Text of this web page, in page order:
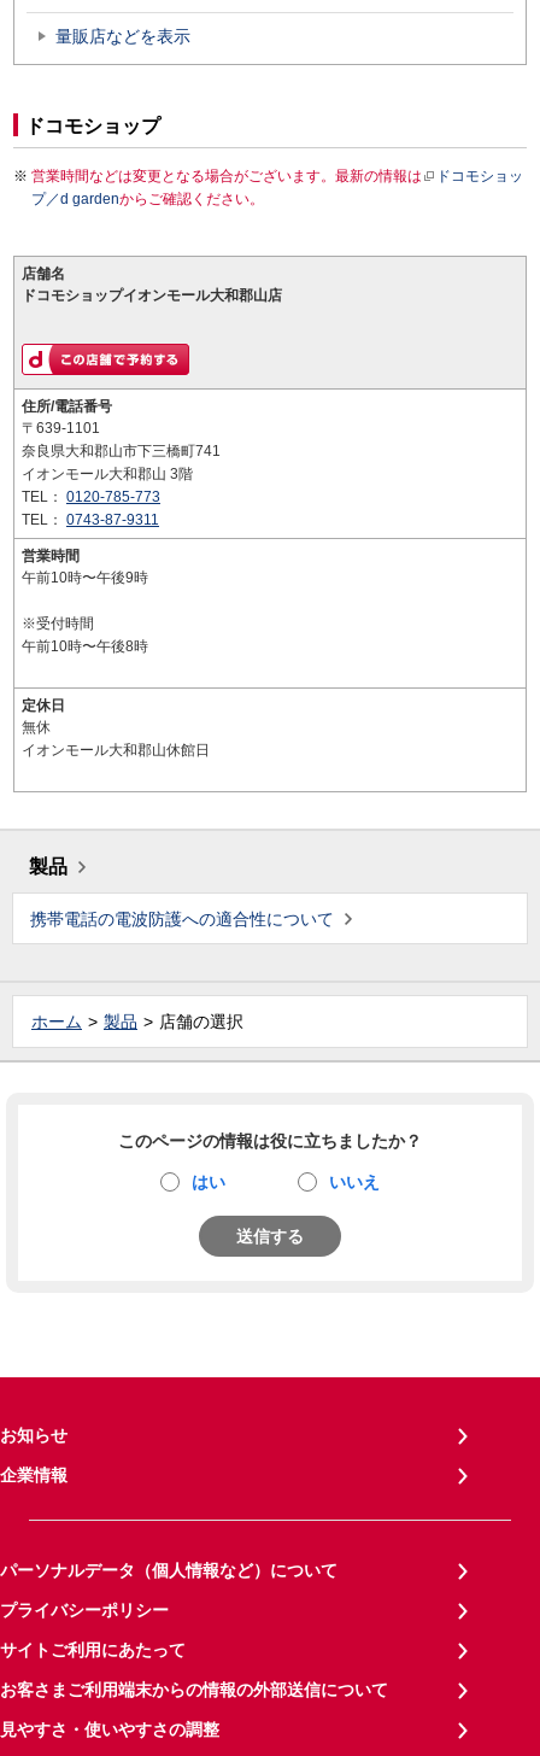
量販店などを表示
ドコモショップ
営業時間などは変更となる場合がございます。最新の情報は
ドコモショッ
プ／d gardenからご確認ください。
店舗名
ドコモショップイオンモール大和郡山店
住所/電話番号
〒639-1101
奈良県大和郡山市下三橋町741
イオンモール大和郡山 3階
TEL： 0120-785-773
TEL： 0743-87-9311
営業時間
午前10時〜午後9時
※受付時間
午前10時〜午後8時
定休日
無休
イオンモール大和郡山休館日
製品
携帯電話の電波防護への適合性について
ホーム 製品 店舗の選択
このページの情報は役に立ちましたか？
はい いいえ
送信する
お知らせ
企業情報
パーソナルデータ（個人情報など）について
プライバシーポリシー
サイトご利用にあたって
お客さまご利用端末からの情報の外部送信について
見やすさ・使いやすさの調整